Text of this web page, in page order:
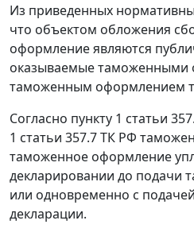
Из приведенных
что объектом обложения
оформление являются
оказываемые таможенными
таможенным оформлением
Согласно пункту 1 статьи
1 статьи 357.7ТК РФ
таможенное оформление
декларировании до подачи
или одновременно с
декларации.